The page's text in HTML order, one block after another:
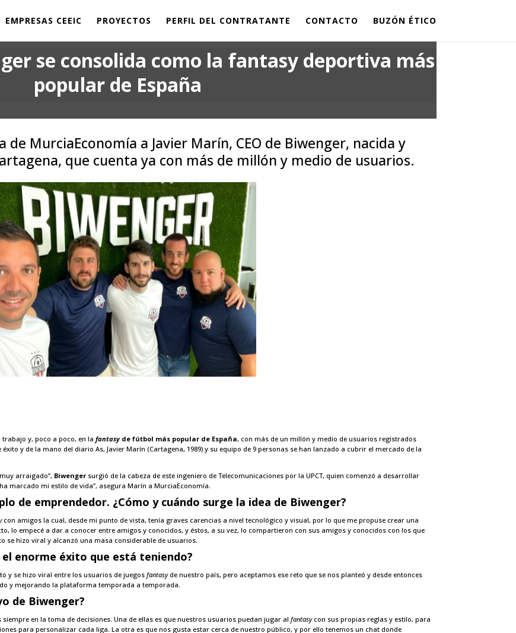
EMPRESAS CEEIC PROYECTOS PERFIL DEL CONTRATANTE CONTACTO BUZÓN ÉTICO
se consolida como la fantasy deportiva más
popular de España
MurciaEconomía a Javier Marín, CEO de Biwenger, nacida y
que cuenta ya con más de millón y medio de usuarios.
trabajo y, poco a poco, en lafantasy de fútbol más popular de España, con más de un millón y medio de usuarios registrados
y de la mano del diario As, Javier Marín (Cartagena, 1989) y su equipo de 9 personas se han lanzado a cubrir el mercado de la
arraigado”, Biwenger surgió de la cabeza de este ingeniero de Telecomunicaciones por la UPCT, quien comenzó a desarrollar
marcado mi estilo de vida”, asegura Marín a MurciaEconomía.
de emprendedor. ¿Cómo y cuándo surge la idea de Biwenger?
con amigos la cual, desde mi punto de vista, tenía graves carencias a nivel tecnológico y visual, por lo que me propuse crear una
lo empecé a dar a conocer entre amigos y conocidos, y éstos, a su vez, lo compartieron con sus amigos y conocidos con los que
se hizo viral y alcanzó una masa considerable de usuarios.
enorme éxito que está teniendo?
y se hizo viral entre los usuarios de juegosfantasy de nuestro país, pero aceptamos ese reto que se nos planteó y desde entonces
y mejorando la plataforma temporada a temporada.
de Biwenger?
en la toma de decisiones. Una de ellas es que nuestros usuarios puedan jugar alfantasycon sus propias reglas y estilo, para
para personalizar cada liga. La otra es que nos gusta estar cerca de nuestro público, y por ello tenemos un chat donde